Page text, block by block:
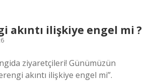
akıntı ilişkiye engel mi ?
ziyaretçileri! Günümüzün
akıntı ilişkiye engel mi”.